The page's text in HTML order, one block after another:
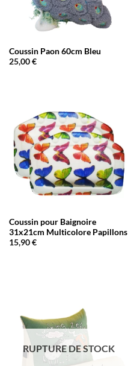
Coussin Paon 60cm Bleu
25,00€
Coussin pour Baignoire
31x21cm Multicolore Papillons
15,90€
RUPTURE DE STOCK